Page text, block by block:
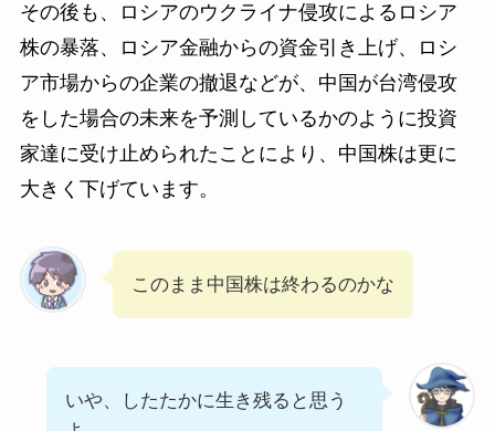
その後も、ロシアのウクライナ侵攻によるロシア
株の暴落、ロシア金融からの資金引き上げ、ロシ
ア市場からの企業の撤退などが、中国が台湾侵攻
をした場合の未来を予測しているかのように投資
家達に受け止められたことにより、中国株は更に
大きく下げています。
このまま中国株は終わるのかな
いや、したたかに生き残ると思う